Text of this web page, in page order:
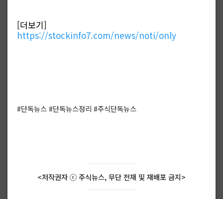
[더보기]
https://stockinfo7.com/news/noti/only
#단독뉴스 #단독뉴스정리 #주식단독뉴스
<저작권자 ⓒ 주식뉴스, 무단 전재 및 재배포 금지>